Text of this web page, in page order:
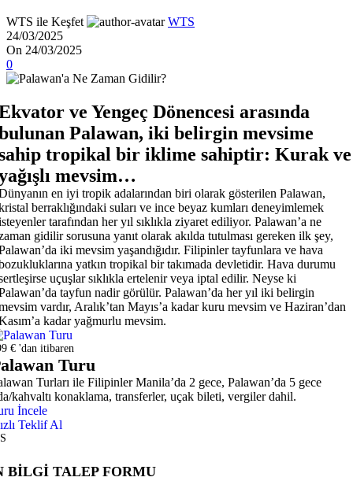
WTS ile Keşfet
WTS
24/03/2025
On 24/03/2025
0
ve Yengeç Dönencesi arasında
Palawan, iki belirgin mevsime
tropikal bir iklime sahiptir: Kurak ve
mevsim…
en iyi tropik adalarından biri olarak gösterilen Palawan,
berraklığındaki suları ve ince beyaz kumları deneyimlemek
tarafından her yıl sıklıkla ziyaret ediliyor. Palawan’a ne
gidilir sorusuna yanıt olarak akılda tutulması gereken ilk şey,
iki mevsim yaşandığıdır. Filipinler tayfunlara ve hava
yatkın tropikal bir takımada devletidir. Hava durumu
uçuşlar sıklıkla ertelenir veya iptal edilir. Neyse ki
tayfun nadir görülür. Palawan’da her yıl iki belirgin
vardır, Aralık’tan Mayıs’a kadar kuru mevsim ve Haziran’dan
kadar yağmurlu mevsim.
€ 'dan itibaren
Turu
Turları ile Filipinler Manila’da 2 gece, Palawan’da 5 gece
kahvaltı konaklama, transferler, uçak bileti, vergiler dahil.
İncele
Teklif Al
BİLGİ TALEP FORMU